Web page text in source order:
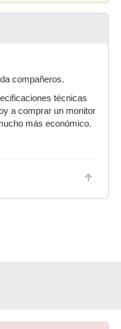
compañeros.
técnicas
a comprar un monitor
más económico.